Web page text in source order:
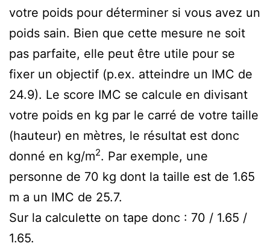
votre poids pour déterminer si vous avez un
poids sain. Bien que cette mesure ne soit
pas parfaite, elle peut être utile pour se
fixer un objectif (p.ex. atteindre un IMC de
24.9). Le score IMC se calcule en divisant
votre poids en kg par le carré de votre taille
(hauteur) en mètres, le résultat est donc
donné en kg/m2. Par exemple, une
personne de 70 kg dont la taille est de 1.65
m a un IMC de 25.7.
Sur la calculette on tape donc : 70 / 1.65 /
1.65.